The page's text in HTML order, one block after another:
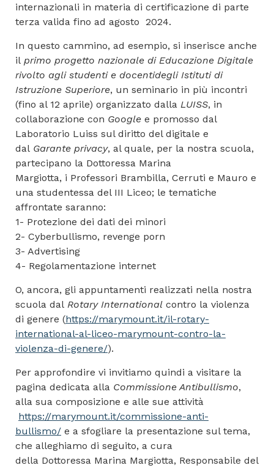
internazionali in materia di certificazione di parte
terza valida fino ad agosto 2024.
In questo cammino, ad esempio, si inserisce anche
il primo progetto nazionale di Educazione Digitale
rivolto agli studenti e docentidegli Istituti di
Istruzione Superiore, un seminario in più incontri
(fino al 12 aprile) organizzato dalla LUISS, in
collaborazione con Google e promosso dal
Laboratorio Luiss sul diritto del digitale e
dal Garante privacy, al quale, per la nostra scuola,
partecipano la Dottoressa Marina
Margiotta, i Professori Brambilla, Cerruti e Mauro e
una studentessa del III Liceo; le tematiche
affrontate saranno:
1- Protezione dei dati dei minori
2- Cyberbullismo, revenge porn
3- Advertising
4- Regolamentazione internet
O, ancora, gli appuntamenti realizzati nella nostra
scuola dal Rotary International contro la violenza
di genere (https://marymount.it/il-rotary-
international-al-liceo-marymount-contro-la-
violenza-di-genere/).
Per approfondire vi invitiamo quindi a visitare la
pagina dedicata alla Commissione Antibullismo,
alla sua composizione e alle sue attività
https://marymount.it/commissione-anti-
bullismo/ e a sfogliare la presentazione sul tema,
che alleghiamo di seguito, a cura
della Dottoressa Marina Margiotta, Responsabile del